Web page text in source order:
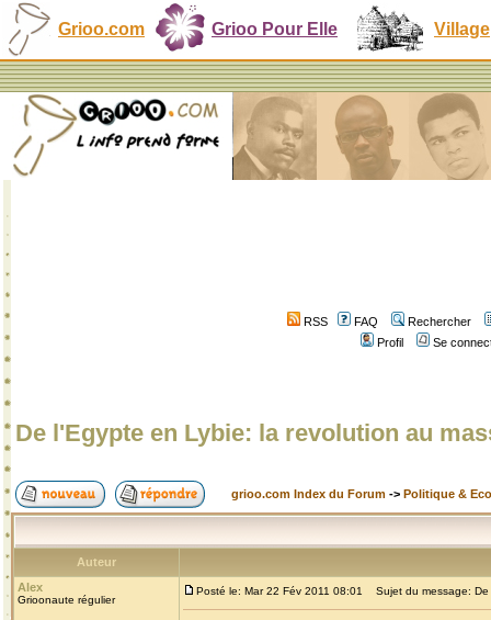
Grioo.com Grioo Pour Elle Village
RSS FAQ
Rechercher
Profil
Se
De l'Egypte en Lybie: la revolution au
grioo.com Index du Forum -> Politique &
Auteur
Alex
Grioonaute régulier
Posté le: Mar 22 Fév 2011 08:01 Sujet du message: De